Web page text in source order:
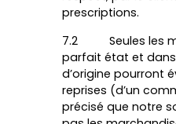
prescriptions.
7.2 Seules les
parfait état et
d’origine pourront
reprises (d’un
précisé que notre